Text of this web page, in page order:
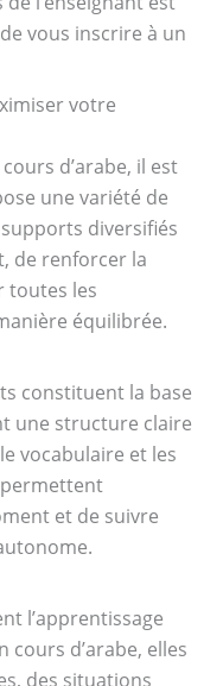
vous inscrire à un
votre
d’arabe, il est
une variété de
diversifiés
de renforcer la
toutes les
équilibrée.
constituent la base
une structure claire
vocabulaire et les
permettent
et de suivre
l’apprentissage
d’arabe, elles
des situations